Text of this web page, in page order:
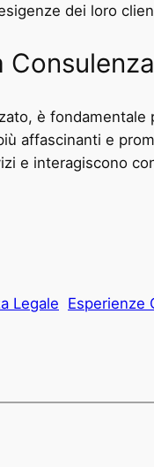
dei loro
è
affascinanti e
e interagiscono
Legale Esperienze